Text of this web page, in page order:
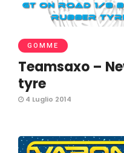
GOMME
Teamsaxo –
tyre
4 Luglio 2014